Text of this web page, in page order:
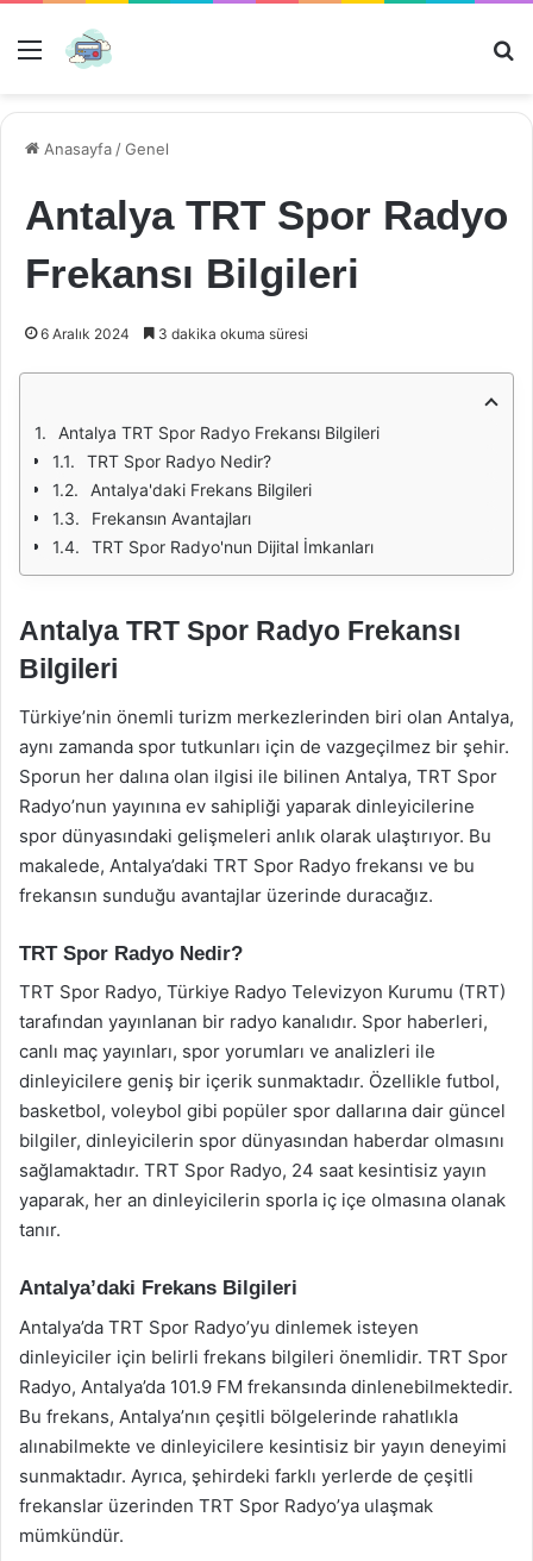
Menü
Anasayfa /Genel
Antalya TRT Spor Radyo
Frekansı Bilgileri
6 Aralık 2024 3 dakika okuma süresi
Antalya TRT Spor Radyo Frekansı Bilgileri
TRT Spor Radyo Nedir?
Antalya'daki Frekans Bilgileri
Frekansın Avantajları
TRT Spor Radyo'nun Dijital İmkanları
Antalya TRT Spor Radyo Frekansı
Bilgileri
Türkiye’nin önemli turizm merkezlerinden biri olan Antalya,
aynı zamanda spor tutkunları için de vazgeçilmez bir şehir.
Sporun her dalına olan ilgisi ile bilinen Antalya, TRT Spor
Radyo’nun yayınına ev sahipliği yaparak dinleyicilerine
spor dünyasındaki gelişmeleri anlık olarak ulaştırıyor. Bu
makalede, Antalya’daki TRT Spor Radyo frekansı ve bu
frekansın sunduğu avantajlar üzerinde duracağız.
TRT Spor Radyo Nedir?
TRT Spor Radyo, Türkiye Radyo Televizyon Kurumu (TRT)
tarafından yayınlanan bir radyo kanalıdır. Spor haberleri,
canlı maç yayınları, spor yorumları ve analizleri ile
dinleyicilere geniş bir içerik sunmaktadır. Özellikle futbol,
basketbol, voleybol gibi popüler spor dallarına dair güncel
bilgiler, dinleyicilerin spor dünyasından haberdar olmasını
sağlamaktadır. TRT Spor Radyo, 24 saat kesintisiz yayın
yaparak, her an dinleyicilerin sporla iç içe olmasına olanak
tanır.
Antalya’daki Frekans Bilgileri
Antalya’da TRT Spor Radyo’yu dinlemek isteyen
dinleyiciler için belirli frekans bilgileri önemlidir. TRT Spor
Radyo, Antalya’da 101.9 FM frekansında dinlenebilmektedir.
Bu frekans, Antalya’nın çeşitli bölgelerinde rahatlıkla
alınabilmekte ve dinleyicilere kesintisiz bir yayın deneyimi
sunmaktadır. Ayrıca, şehirdeki farklı yerlerde de çeşitli
frekanslar üzerinden TRT Spor Radyo’ya ulaşmak
mümkündür.